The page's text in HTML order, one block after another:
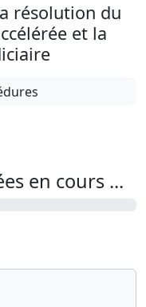
résolution du
et la
en cours ...